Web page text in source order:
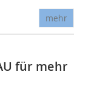
mehr
für mehr